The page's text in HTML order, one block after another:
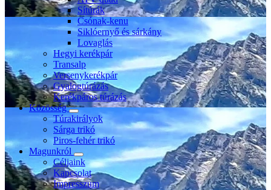
Sítúrák
Csónak-kenu
Siklóernyő és sárkány
Lovaglás
Hegyi kerékpár
Transalp
Versenykerékpár
Gyalogtúrázás
Kerékpáros túrázás
Közösség
Túrakirályok
Sárga trikó
Piros-fehér trikó
Magunkról
Céljaink
Kapcsolat
Impresszum